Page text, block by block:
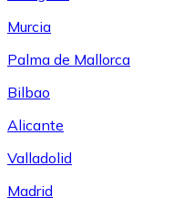
Murcia
Palma de Mallorca
Bilbao
Alicante
Valladolid
Madrid